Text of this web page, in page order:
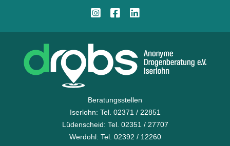
Instagram
Facebook
Beratungsstellen
Iserlohn: Tel. 02371 / 22851
Lüdenscheid: Tel. 02351 / 27707
Werdohl: Tel. 02392 / 12260